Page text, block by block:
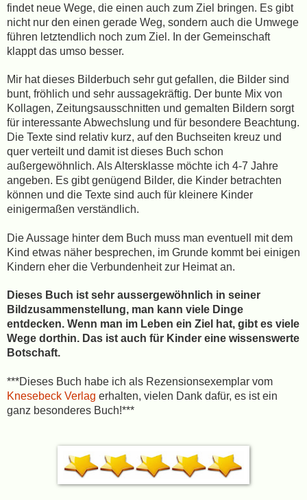
findet neue Wege, die einen auch zum Ziel bringen. Es gibt
nicht nur den einen gerade Weg, sondern auch die Umwege
führen letztendlich noch zum Ziel. In der Gemeinschaft
klappt das umso besser.
Mir hat dieses Bilderbuch sehr gut gefallen, die Bilder sind
bunt, fröhlich und sehr aussagekräftig. Der bunte Mix von
Kollagen, Zeitungsausschnitten und gemalten Bildern sorgt
für interessante Abwechslung und für besondere Beachtung.
Die Texte sind relativ kurz, auf den Buchseiten kreuz und
quer verteilt und damit ist dieses Buch schon
außergewöhnlich. Als Altersklasse möchte ich 4-7 Jahre
angeben. Es gibt genügend Bilder, die Kinder betrachten
können und die Texte sind auch für kleinere Kinder
einigermaßen verständlich.
Die Aussage hinter dem Buch muss man eventuell mit dem
Kind etwas näher besprechen, im Grunde kommt bei einigen
Kindern eher die Verbundenheit zur Heimat an.
Dieses Buch ist sehr aussergewöhnlich in seiner
Bildzusammenstellung, man kann viele Dinge
entdecken. Wenn man im Leben ein Ziel hat, gibt es viele
Wege dorthin. Das ist auch für Kinder eine wissenswerte
Botschaft.
***Dieses Buch habe ich als Rezensionsexemplar vom
Knesebeck Verlag erhalten, vielen Dank dafür, es ist ein
ganz besonderes Buch!***